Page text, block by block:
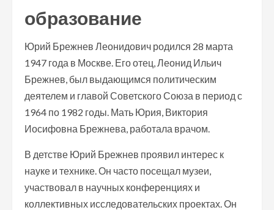
образование
Юрий Брежнев Леонидович родился 28 марта
1947 года в Москве. Его отец, Леонид Ильич
Брежнев, был выдающимся политическим
деятелем и главой Советского Союза в период с
1964 по 1982 годы. Мать Юрия, Виктория
Иосифовна Брежнева, работала врачом.
В детстве Юрий Брежнев проявил интерес к
науке и технике. Он часто посещал музеи,
участвовал в научных конференциях и
коллективных исследовательских проектах. Он